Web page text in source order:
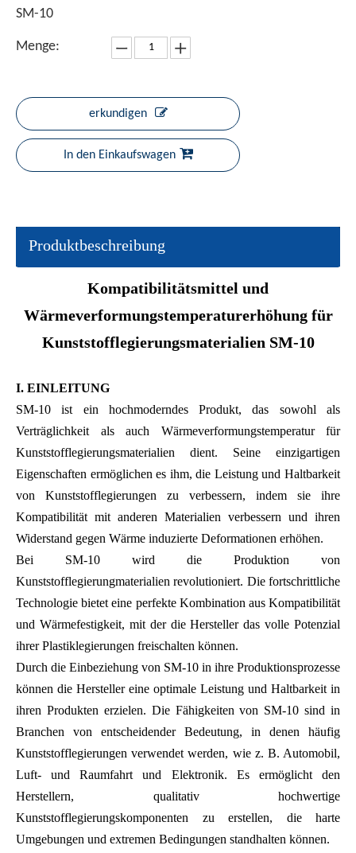
SM-10
Menge:
erkundigen
In den Einkaufswagen
Produktbeschreibung
Kompatibilitätsmittel und
Wärmeverformungstemperaturerhöhung für
Kunststofflegierungsmaterialien SM-10
I. EINLEITUNG
SM-10 ist ein hochmoderndes Produkt, das sowohl als
Verträglichkeit als auch Wärmeverformungstemperatur für
Kunststofflegierungsmaterialien dient. Seine einzigartigen
Eigenschaften ermöglichen es ihm, die Leistung und Haltbarkeit
von Kunststofflegierungen zu verbessern, indem sie ihre
Kompatibilität mit anderen Materialien verbessern und ihren
Widerstand gegen Wärme induzierte Deformationen erhöhen.
Bei SM-10 wird die Produktion von
Kunststofflegierungmaterialien revolutioniert. Die fortschrittliche
Technologie bietet eine perfekte Kombination aus Kompatibilität
und Wärmefestigkeit, mit der die Hersteller das volle Potenzial
ihrer Plastiklegierungen freischalten können.
Durch die Einbeziehung von SM-10 in ihre Produktionsprozesse
können die Hersteller eine optimale Leistung und Haltbarkeit in
ihren Produkten erzielen. Die Fähigkeiten von SM-10 sind in
Branchen von entscheidender Bedeutung, in denen häufig
Kunststofflegierungen verwendet werden, wie z. B. Automobil,
Luft- und Raumfahrt und Elektronik. Es ermöglicht den
Herstellern, qualitativ hochwertige
Kunststofflegierungskomponenten zu erstellen, die harte
Umgebungen und extremen Bedingungen standhalten können.